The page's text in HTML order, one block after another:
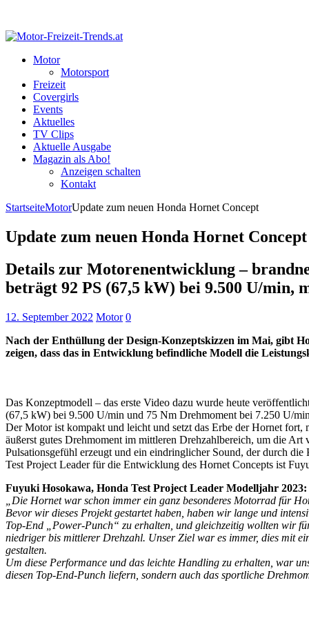
Motor
Motorsport
Freizeit
Covergirls
Events
Aktuelles
TV Clips
Aktuelle Ausgabe
Magazin als Abo!
Anzeigen schalten
Kontakt
StartseiteMotorUpdate zum neuen Honda Hornet Concept
Update zum neuen Honda Hornet Concept
Details zur Motorenentwicklung –
beträgt 92 PS (67,5 kW) bei 9.500 U/min,
12. September 2022 Motor 0
Nach der Enthüllung der Design-Konzeptskizzen im Mai, gibt
zeigen, dass das in Entwicklung befindliche Modell die
Das Konzeptmodell – das erste Video dazu wurde heute
(67,5 kW) bei 9.500 U/min und 75 Nm Drehmoment bei 7.250 U/
Der Motor ist kompakt und leicht und setzt das Erbe der Hornet
äußerst gutes Drehmoment im mittleren Drehzahlbereich, um die
Pulsationsgefühl erzeugt und ein eindringlicher Sound, der durch
Test Project Leader für die Entwicklung des Hornet Concepts ist
Fuyuki Hosokawa, Honda Test Project Leader Modelljahr 2023:
„Die Hornet war schon immer ein ganz besonderes Motorrad für
Bevor wir dieses Projekt gestartet haben, haben wir lange und
Top-End „Power-Punch“ zu erhalten, und gleichzeitig wollten wir
niedriger bis mittlerer Drehzahl. Unser Ziel war es immer, dies mit
gestalten.
Um diese Performance und das leichte Handling zu erhalten, war
diesen Top-End-Punch liefern, sondern auch das sportliche